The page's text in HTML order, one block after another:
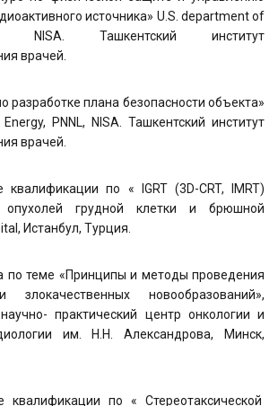
источника» U.S. department of
NISA. Ташкентский институт
врачей.
разработке плана безопасности объекта»
PNNL, NISA. Ташкентский институт
врачей.
квалификации по « IGRT (3D-CRT, IMRT)
опухолей грудной клетки и брюшной
Истанбул, Турция.
по теме «Принципы и методы проведения
злокачественных новообразований»,
практический центр онкологии и
им. Н.Н. Александрова, Минск,
квалификации по « Стереотаксической